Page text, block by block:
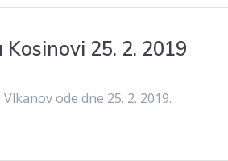
25. 2. 2019
ode dne 25. 2. 2019.